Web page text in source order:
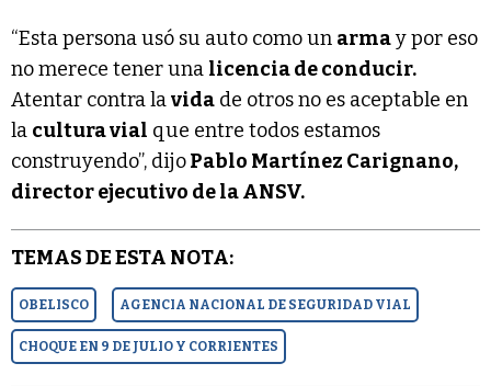
“Esta persona usó su auto como un armay por eso
no merece tener una licencia de conducir.
Atentar contra lavida de otros no es aceptable en
la cultura vial que entre todos estamos
construyendo”, dijoPablo Martínez Carignano,
director ejecutivo de la ANSV.
TEMAS DE ESTA NOTA:
OBELISCO AGENCIA NACIONAL DE SEGURIDAD VIAL
CHOQUE EN 9 DE JULIO Y CORRIENTES